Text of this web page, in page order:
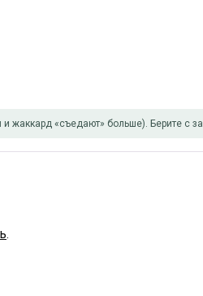
жаккард «съедают» больше). Берите с
.